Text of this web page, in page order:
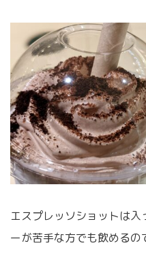
エスプレッソショットは
ーが苦手な方でも飲めるの